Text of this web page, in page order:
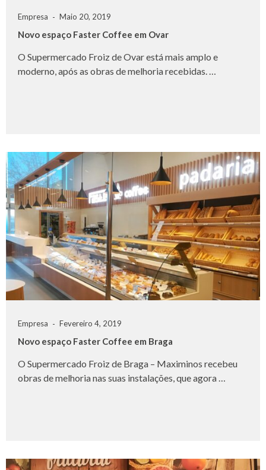
Empresa Maio 20, 2019
Novo espaço Faster Coffee em Ovar
O Supermercado Froiz de Ovar está mais amplo e
moderno, após as obras de melhoria recebidas. …
Empresa Fevereiro 4, 2019
Novo espaço Faster Coffee em Braga
O Supermercado Froiz de Braga – Maximinos recebeu
obras de melhoria nas suas instalações, que agora …